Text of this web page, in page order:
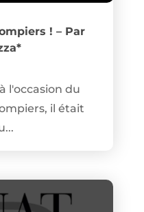
! – Par
l'occasion du
il était